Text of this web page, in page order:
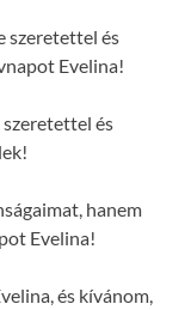
szeretettel és
Evelina!
és
hanem
Evelina!
és kívánom,